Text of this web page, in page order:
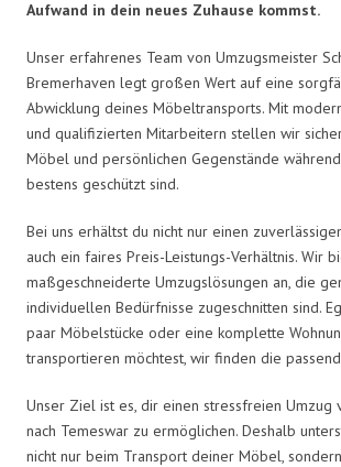
Aufwand in dein neues Zuhause kommst.
Unser erfahrenes Team von Umzugsmeister
Bremerhaven legt großen Wert auf eine
Abwicklung deines Möbeltransports. Mit
und qualifizierten Mitarbeitern stellen wir
Möbel und persönlichen Gegenstände
bestens geschützt sind.
Bei uns erhältst du nicht nur einen
auch ein faires Preis-Leistungs-Verhältnis. Wir
maßgeschneiderte Umzugslösungen an, die
individuellen Bedürfnisse zugeschnitten sind.
paar Möbelstücke oder eine komplette
transportieren möchtest, wir finden die
Unser Ziel ist es, dir einen stressfreien Umzug
nach Temeswar zu ermöglichen. Deshalb
nicht nur beim Transport deiner Möbel,